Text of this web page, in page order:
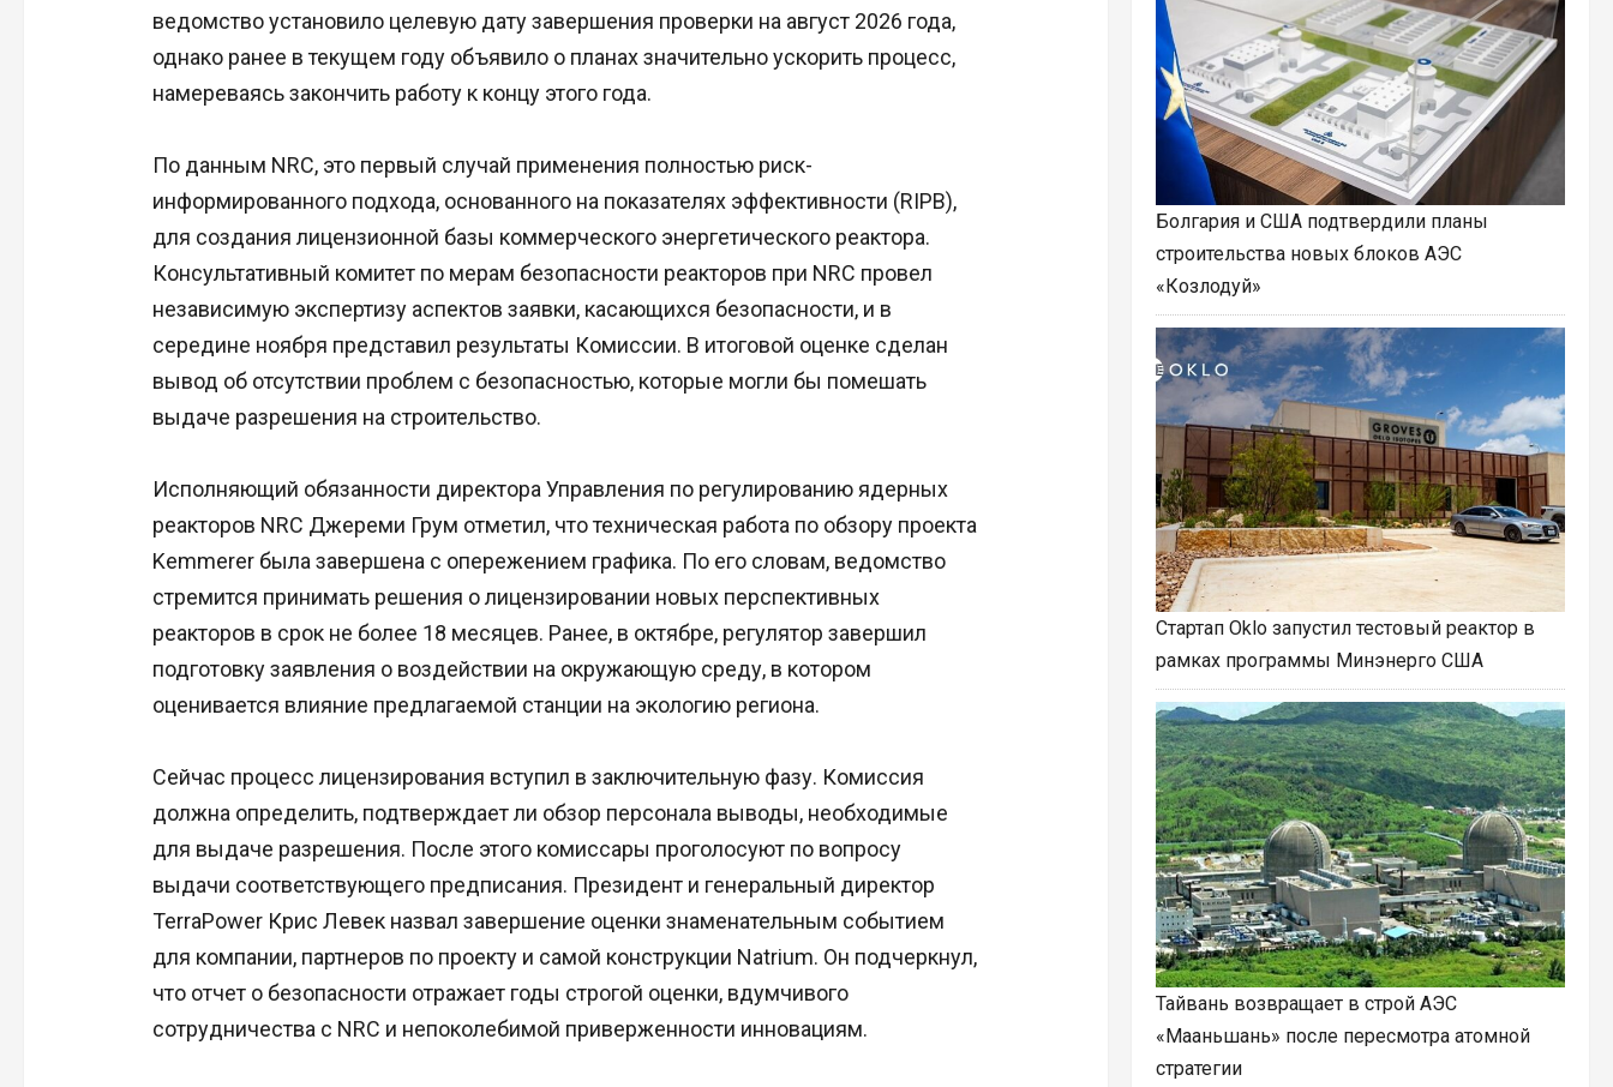
ведомство установило целевую дату завершения проверки на август 2026 года,
однако ранее в текущем году объявило о планах значительно ускорить процесс,
намереваясь закончить работу к концу этого года.
По данным NRC, это первый случай применения полностью риск-
информированного подхода, основанного на показателях эффективности (RIPB),
для создания лицензионной базы коммерческого энергетического реактора.
Консультативный комитет по мерам безопасности реакторов при NRC провел
независимую экспертизу аспектов заявки, касающихся безопасности, и в
середине ноября представил результаты Комиссии. В итоговой оценке сделан
вывод об отсутствии проблем с безопасностью, которые могли бы помешать
выдаче разрешения на строительство.
Исполняющий обязанности директора Управления по регулированию ядерных
реакторов NRC Джереми Грум отметил, что техническая работа по обзору проекта
Kemmerer была завершена с опережением графика. По его словам, ведомство
стремится принимать решения о лицензировании новых перспективных
реакторов в срок не более 18 месяцев. Ранее, в октябре, регулятор завершил
подготовку заявления о воздействии на окружающую среду, в котором
оценивается влияние предлагаемой станции на экологию региона.
Сейчас процесс лицензирования вступил в заключительную фазу. Комиссия
должна определить, подтверждает ли обзор персонала выводы, необходимые
для выдаче разрешения. После этого комиссары проголосуют по вопросу
выдачи соответствующего предписания. Президент и генеральный директор
TerraPower Крис Левек назвал завершение оценки знаменательным событием
для компании, партнеров по проекту и самой конструкции Natrium. Он подчеркнул,
что отчет о безопасности отражает годы строгой оценки, вдумчивого
сотрудничества с NRC и непоколебимой приверженности инновациям.
Болгария и США подтвердили планы
строительства новых блоков АЭС
«Козлодуй»
Стартап Oklo запустил тестовый реактор в
рамках программы Минэнерго США
Тайвань возвращает в строй АЭС
«Мааньшань» после пересмотра атомной
стратегии